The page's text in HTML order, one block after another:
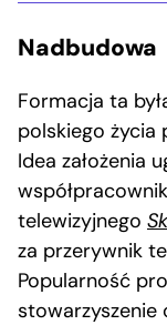
Nadbudowa
Formacja ta
polskiego życia
Idea założenia
telewizyjnego
za przerywnik
Popularność
stowarzyszenie